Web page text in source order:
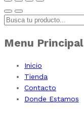
Menu Principal
Inicio
Tienda
Contacto
Donde Estamos